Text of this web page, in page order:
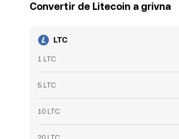
Convertir de Litecoin a grivna
LTC
1 LTC
5 LTC
10 LTC